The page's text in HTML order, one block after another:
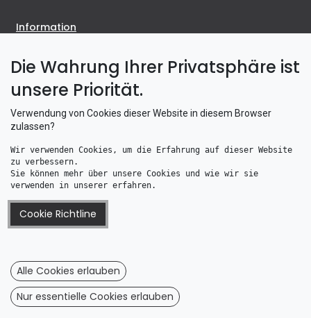
Information
Impressum
AGB
Dateschutz
Wiederrufsrecht
Wiederrufsformular
Information
Altölentsorgung
Batterieverordnung
Versand & Zahlung
WEEE Registrierung
Die Wahrung Ihrer Privatsphäre ist
unsere Priorität.
Verwendung von Cookies dieser Website in diesem Browser
zulassen?
Wir verwenden Cookies, um die Erfahrung auf dieser Website
zu verbessern.
Sie können mehr über unsere Cookies und wie wir sie
verwenden in unserer erfahren.
Cookie Richtline
Alle Cookies erlauben
Nur essentielle Cookies erlauben